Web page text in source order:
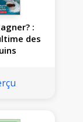
:
des